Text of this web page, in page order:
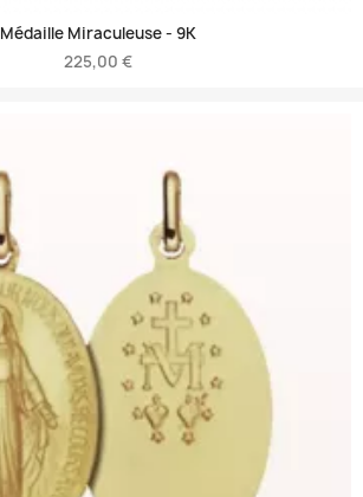
Médaille Miraculeuse - 9K
225,00 €